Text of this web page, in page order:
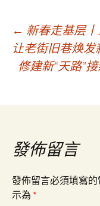
文
章
導
覽
← 新春走基层
让老街旧巷焕
修建新“天路”
發佈留言
發佈留言必須填寫
示為 *